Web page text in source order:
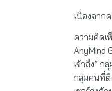
เนื่องจาก
ความคิดเ
AnyMind
เข้าถึง” ก
กลุ่มคนที่ติ